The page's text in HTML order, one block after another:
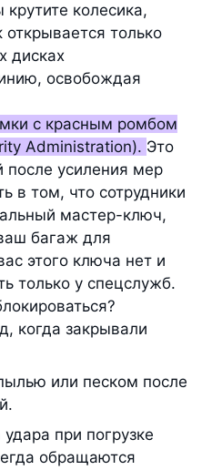
колесика,
только
дисках
освобождая
с красным ромбом
Administration). Это
после усиления мер
в том, что сотрудники
мастер-ключ,
багаж для
этого ключа нет и
только у спецслужб.
когда закрывали
или песком после
при погрузке
обращаются